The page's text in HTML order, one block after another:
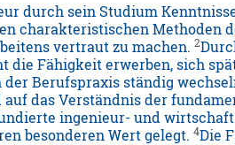
durch sein Studium
charakteristischen Methoden
vertraut zu machen.2
die Fähigkeit erwerben, sich
Berufspraxis ständig
auf das Verständnis der
ingenieur- und
besonderen Wert gelegt.4Die